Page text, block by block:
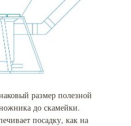
размер полезной
до скамейки.
посадку, как на